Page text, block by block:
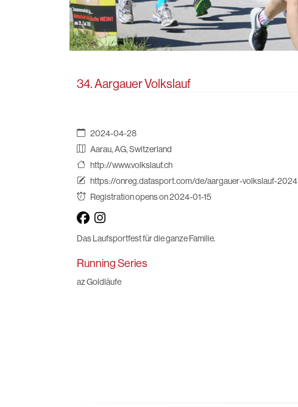
34. Aargauer Volkslauf
2024-04-28
Aarau, AG, Switzerland
http://www.volkslauf.ch
https://onreg.datasport.com/de/aargauer-volkslauf-2024
Registration opens on 2024-01-15
Das Laufsportfest für die ganze Familie.
Running Series
az Goldläufe